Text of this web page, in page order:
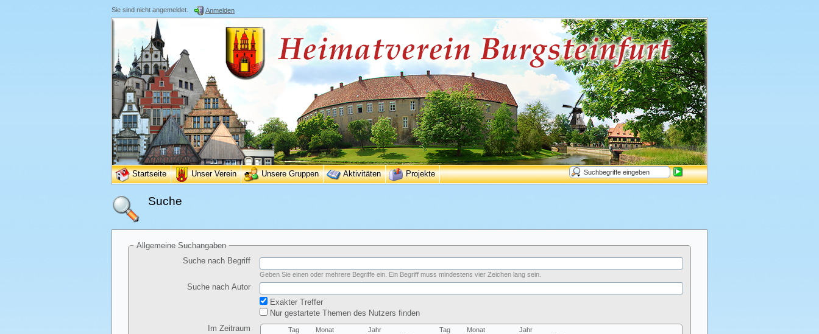
Sie sind nicht angemeldet. Anmelden
Startseite Unser Verein Unsere Gruppen Aktivitäten Projekte
Suche
Allgemeine Suchangaben
Suche nach Begriff
Geben Sie einen oder mehrere Begriffe ein. Ein Begriff muss mindestens vier Zeichen lang sein.
Suche nach Autor
Exakter Treffer
Nur gestartete Themen des Nutzers finden
Im Zeitraum
Tag Monat Jahr Tag Monat Jahr